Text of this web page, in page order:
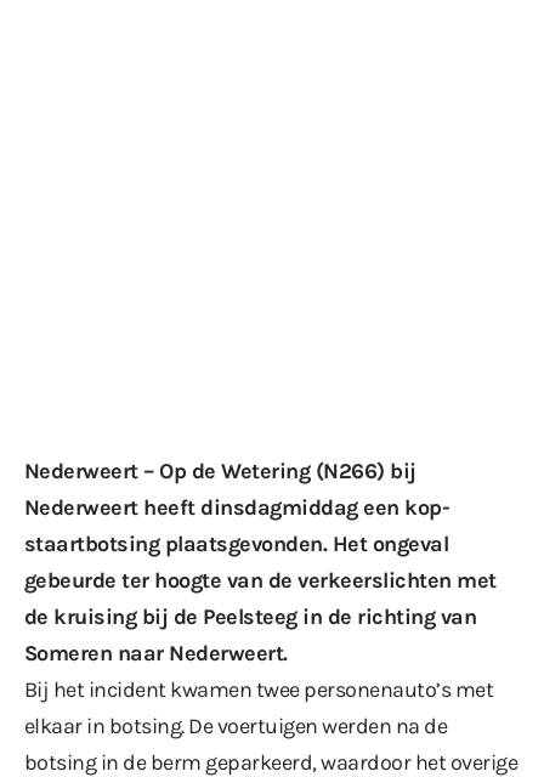
Nederweert – Op de Wetering (N266) bij
Nederweert heeft dinsdagmiddag een kop-
staartbotsing plaatsgevonden. Het ongeval
gebeurde ter hoogte van de verkeerslichten met
de kruising bij de Peelsteeg in de richting van
Someren naar Nederweert.
Bij het incident kwamen twee personenauto’s met
elkaar in botsing. De voertuigen werden na de
botsing in de berm geparkeerd, waardoor het overige